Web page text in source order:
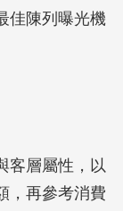
佳陳列曝光機
客層屬性，以
，再參考消費